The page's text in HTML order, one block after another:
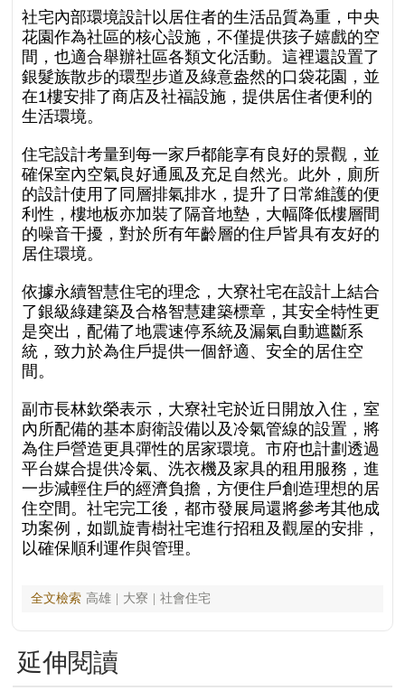
社宅內部環境設計以居住者的生活品質為重，中央
花園作為社區的核心設施，不僅提供孩子嬉戲的空
間，也適合舉辦社區各類文化活動。這裡還設置了
銀髮族散步的環型步道及綠意盎然的口袋花園，並
在1樓安排了商店及社福設施，提供居住者便利的
生活環境。
住宅設計考量到每一家戶都能享有良好的景觀，並
確保室內空氣良好通風及充足自然光。此外，廁所
的設計使用了同層排氣排水，提升了日常維護的便
利性，樓地板亦加裝了隔音地墊，大幅降低樓層間
的噪音干擾，對於所有年齡層的住戶皆具有友好的
居住環境。
依據永續智慧住宅的理念，大寮社宅在設計上結合
了銀級綠建築及合格智慧建築標章，其安全特性更
是突出，配備了地震速停系統及漏氣自動遮斷系
統，致力於為住戶提供一個舒適、安全的居住空
間。
副市長林欽榮表示，大寮社宅於近日開放入住，室
內所配備的基本廚衛設備以及冷氣管線的設置，將
為住戶營造更具彈性的居家環境。市府也計劃透過
平台媒合提供冷氣、洗衣機及家具的租用服務，進
一步減輕住戶的經濟負擔，方便住戶創造理想的居
住空間。社宅完工後，都市發展局還將參考其他成
功案例，如凱旋青樹社宅進行招租及觀屋的安排，
以確保順利運作與管理。
全文檢索 高雄 | 大寮 | 社會住宅
延伸閱讀